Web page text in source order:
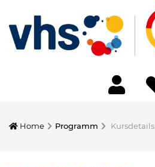
Home Programm Kursdetails